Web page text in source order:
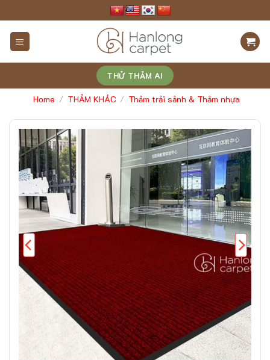
to
content
THỬ THẢM AI
Home / THẢM KHÁC / Thảm trải sảnh & Thảm nhựa